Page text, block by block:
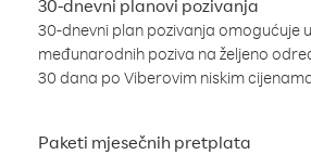
30-dnevni planovi pozivanja
30-dnevni plan pozivanja omogućuje
međunarodnih poziva na željeno
30 dana po Viberovim niskim
Paketi mjesečnih pretplata